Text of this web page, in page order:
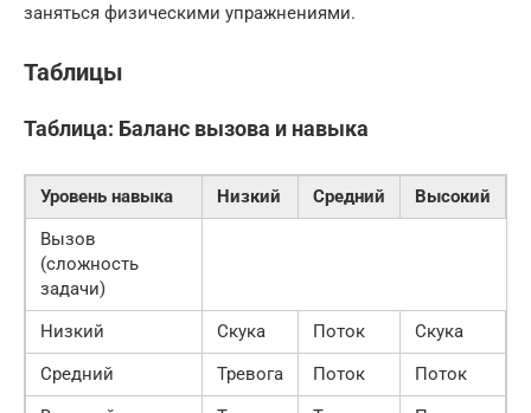
заняться физическими упражнениями.
Таблицы
Таблица: Баланс вызова и навыка
Уровень навыка Низкий Средний
Высокий
Вызов
(сложность
задачи)
Низкий
Скука Поток
Скука
Средний
Тревога Поток
Поток